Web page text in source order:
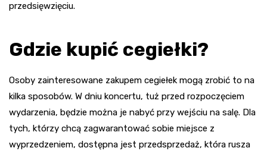
przedsięwzięciu.
Gdzie kupić cegiełki?
Osoby zainteresowane zakupem cegiełek mogą zrobić to na
kilka sposobów. W dniu koncertu, tuż przed rozpoczęciem
wydarzenia, będzie można je nabyć przy wejściu na salę. Dla
tych, którzy chcą zagwarantować sobie miejsce z
wyprzedzeniem, dostępna jest przedsprzedaż, która rusza